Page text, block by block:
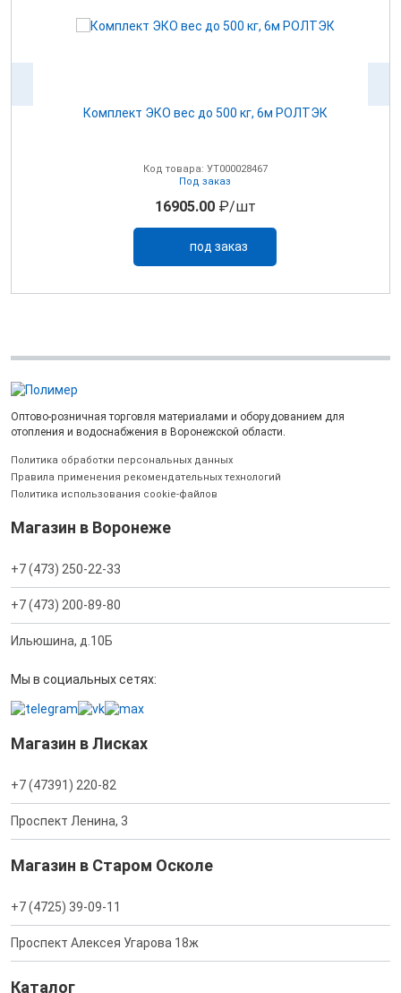
Комплект ЭКО вес до 500 кг, 6м РОЛТЭК
Код товара: УТ000028467
Под заказ
16905.00₽/шт
под заказ
Оптово-розничная торговля материалами и оборудованием для
отопления и водоснабжения в Воронежской области.
Политика обработки персональных данных
Правила применения рекомендательных технологий
Политика использования cookie-файлов
Магазин в Воронеже
+7 (473) 250-22-33
+7 (473) 200-89-80
Ильюшина, д.10Б
Мы в социальных сетях:
Магазин в Лисках
+7 (47391) 220-82
Проспект Ленина, 3
Магазин в Старом Осколе
+7 (4725) 39-09-11
Проспект Алексея Угарова 18ж
Каталог